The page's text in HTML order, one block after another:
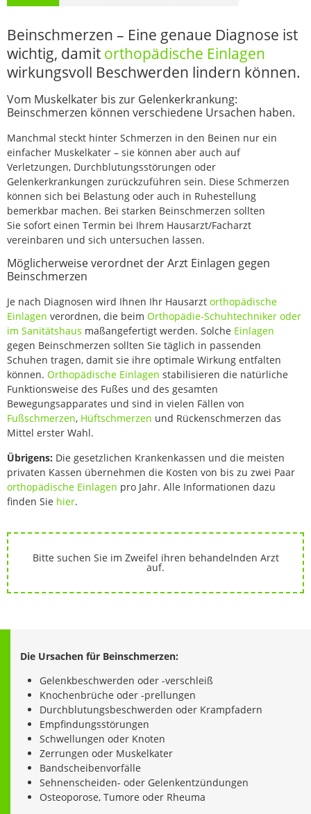
Beinschmerzen – Eine genaue Diagnose ist
wichtig, damit orthopädische Einlagen
wirkungsvoll Beschwerden lindern können.
Vom Muskelkater bis zur Gelenkerkrankung:
Beinschmerzen können verschiedene Ursachen haben.
Manchmal steckt hinter Schmerzen in den Beinen nur ein
einfacher Muskelkater – sie können aber auch auf
Verletzungen, Durchblutungsstörungen oder
Gelenkerkrankungen zurückzuführen sein. Diese Schmerzen
können sich bei Belastung oder auch in Ruhestellung
bemerkbar machen. Bei starken Beinschmerzen sollten
Sie sofort einen Termin bei Ihrem Hausarzt/Facharzt
vereinbaren und sich untersuchen lassen.
Möglicherweise verordnet der Arzt Einlagen gegen
Beinschmerzen
Je nach Diagnosen wird Ihnen Ihr Hausarzt orthopädische
Einlagen verordnen, die beim Orthopädie-Schuhtechniker oder
im Sanitätshaus maßangefertigt werden. Solche Einlagen
gegen Beinschmerzen sollten Sie täglich in passenden
Schuhen tragen, damit sie ihre optimale Wirkung entfalten
können. Orthopädische Einlagen stabilisieren die natürliche
Funktionsweise des Fußes und des gesamten
Bewegungsapparates und sind in vielen Fällen von
Fußschmerzen, Hüftschmerzen und Rückenschmerzen das
Mittel erster Wahl.
Übrigens: Die gesetzlichen Krankenkassen und die meisten
privaten Kassen übernehmen die Kosten von bis zu zwei Paar
orthopädische Einlagen pro Jahr. Alle Informationen dazu
finden Sie hier.
Bitte suchen Sie im Zweifel ihren behandelnden Arzt
auf.
Die Ursachen für Beinschmerzen:
Gelenkbeschwerden oder -verschleiß
Knochenbrüche oder -prellungen
Durchblutungsbeschwerden oder Krampfadern
Empfindungsstörungen
Schwellungen oder Knoten
Zerrungen oder Muskelkater
Bandscheibenvorfälle
Sehnenscheiden- oder Gelenkentzündungen
Osteoporose, Tumore oder Rheuma